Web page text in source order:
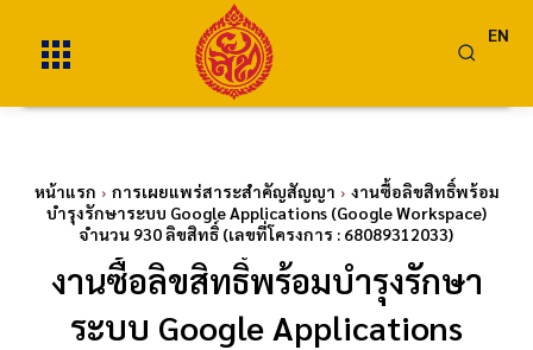
EN
หน้าแรก การเผยแพร่สาระสำคัญสัญญา
งานซื้อลิขสิทธิ์พร้อม
บำรุงรักษาระบบ Google Applications (Google Workspace)
จำนวน 930 ลิขสิทธิ์ (เลขที่โครงการ : 68089312033)
งานซื้อลิขสิทธิ์พร้อมบำรุงรักษา
ระบบ Google Applications